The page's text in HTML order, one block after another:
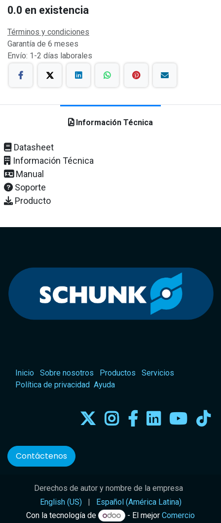
0.0 en existencia
Términos y condiciones
Garantía de 6 meses
Envío: 1-2 días laborales
Información Técnica
Datasheet
Información Técnica
Manual
Soporte
Producto
Inicio Sobre nosotros Productos
Servicios
Política de privacidad Ayuda
Contáctenos
Derechos de autor y nombre de la empresa
English (US)
|
Español (América Latina)
Con la tecnología de
- El mejor Comercio